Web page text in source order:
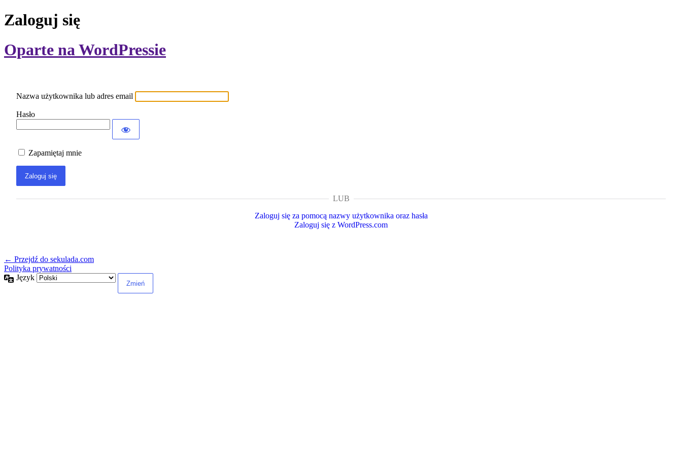
Zaloguj się
Oparte na WordPressie
Nazwa użytkownika lub adres email
Hasło
Zapamiętaj mnie
LUB
Zaloguj się za pomocą nazwy użytkownika oraz hasła
Zaloguj się z WordPress.com
← Przejdź do sekulada.com
Polityka prywatności
Język